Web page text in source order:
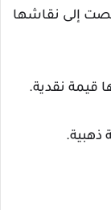
إلى نقاشها
قيمة نقدية.
ذهبية.